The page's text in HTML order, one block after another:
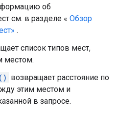
об
см. в разделе « Обзор
.
список типов мест,
местом.
возвращает расстояние по
этим местом и
в запросе.